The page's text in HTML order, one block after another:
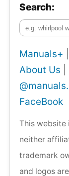
Search:
Manuals+
About Us
FaceBook
This website
neither
trademark
and logos